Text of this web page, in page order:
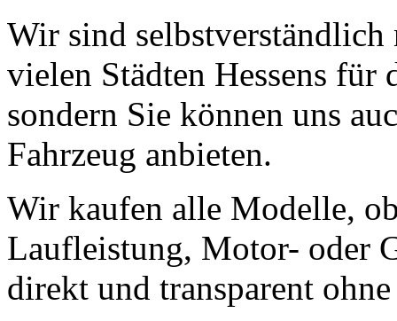
Wir sind
vielen Städten Hessens für
sondern Sie können uns
Fahrzeug anbieten.
Wir kaufen alle Modelle,
Laufleistung, Motor- oder
direkt und transparent